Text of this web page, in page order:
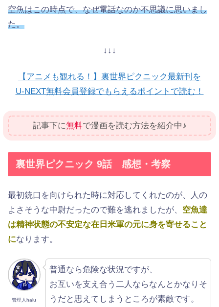
空魚はこの時点で、なぜ電話なのか不思議に思いまし
た。
↓↓↓
【アニメも観れる！】裏世界ピクニック最新刊を
U-NEXT無料会員登録でもらえるポイントで読む！
記事下に無料で漫画を読む方法を紹介中♪
裏世界ピクニック 9話 感想・考察
最初銃口を向けられた時に対応してくれたのが、人の
よさそうな中尉だったので難を逃れましたが、 空魚達
は精神状態の不安定な在日米軍の元に身を寄せること
になります。
管理人halu
普通なら危険な状況ですが、
お互いを支え合う二人ならなんとかなりそ
うだと思えてしまうところが素敵です。